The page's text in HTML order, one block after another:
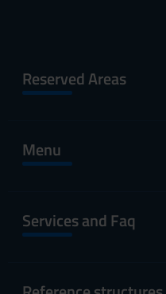
Reserved Areas
Menu
Services and Faq